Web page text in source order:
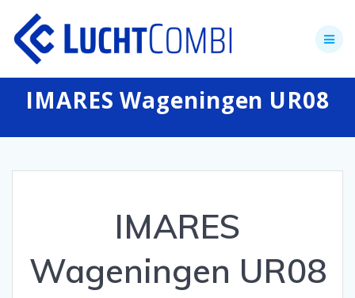
to
content
IMARES Wageningen UR08
IMARES
Wageningen UR08